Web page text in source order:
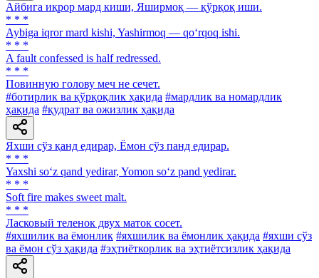
Айбига иқрор мард киши, Яширмоқ — қўрқоқ иши.
* * *
Aybiga iqror mard kishi, Yashirmoq — qo‘rqoq ishi.
* * *
A fault confessed is half redressed.
* * *
Повинную голову меч не сечет.
#ботирлик ва қўрқоқлик ҳақида #мардлик ва номардлик
ҳақида #қудрат ва ожизлик ҳақида
Яхши сўз қанд едирар, Ёмон сўз панд едирар.
* * *
Yaxshi so‘z qand yedirar, Yomon so‘z pand yedirar.
* * *
Soft fire makes sweet malt.
* * *
Ласковый теленок двух маток сосет.
#яхшилик ва ёмонлик #яхшилик ва ёмонлик ҳақида #яхши сўз
ва ёмон сўз ҳақида #эҳтиёткорлик ва эҳтиётсизлик ҳақида